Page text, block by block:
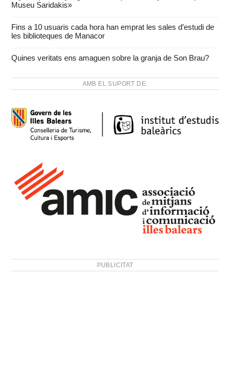
Museu Saridakis»
Fins a 10 usuaris cada hora han emprat les sales d’estudi de
les biblioteques de Manacor
Quines veritats ens amaguen sobre la granja de Son Brau?
AMB EL SUPORT DE:
PUBLICITAT